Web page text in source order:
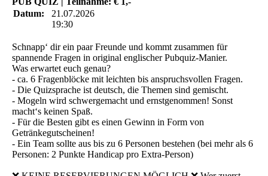
Datum:
21.07.2026
19:30
Schnapp‘ dir ein paar Freunde und kommt zusammen für
spannende Fragen in original englischer Pubquiz-Manier.
Was erwartet euch genau?
- ca. 6 Fragenblöcke mit leichten bis anspruchsvollen Fragen.
- Die Quizsprache ist deutsch, die Themen sind gemischt.
- Mogeln wird schwergemacht und ernstgenommen! Sonst
macht‘s keinen Spaß.
- Für die Besten gibt es einen Gewinn in Form von
Getränkegutscheinen!
- Ein Team sollte aus bis zu 6 Personen bestehen (bei mehr als 6
Personen: 2 Punkte Handicap pro Extra-Person)